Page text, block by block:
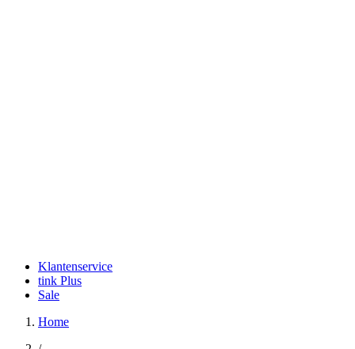
Klantenservice
tink Plus
Sale
Home